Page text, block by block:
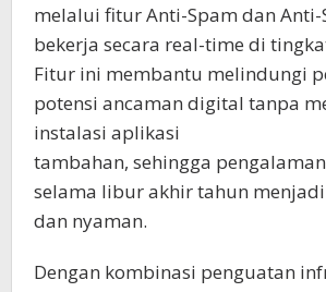
melalui fitur Anti-Spam dan Anti-
bekerja secara real-time di
Fitur ini membantu melindungi
potensi ancaman digital tanpa
instalasi aplikasi
tambahan, sehingga
selama libur akhir tahun
dan nyaman.
Dengan kombinasi penguatan